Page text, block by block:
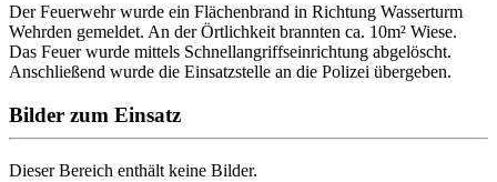
Der Feuerwehr wurde ein Flächenbrand in Richtung Wasserturm
Wehrden gemeldet. An der Örtlichkeit brannten ca. 10m² Wiese.
Das Feuer wurde mittels Schnellangriffseinrichtung abgelöscht.
Anschließend wurde die Einsatzstelle an die Polizei übergeben.
Bilder zum Einsatz
Dieser Bereich enthält keine Bilder.